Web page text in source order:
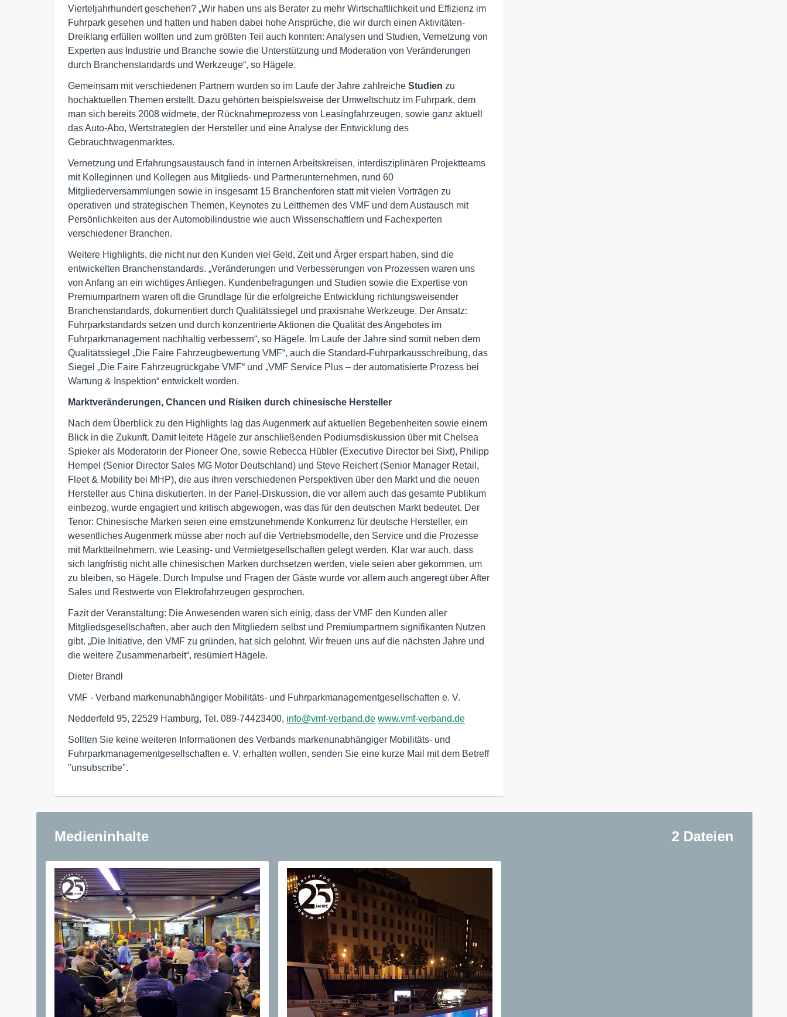
Vierteljahrhundert geschehen? „Wir haben uns als Berater zu mehr Wirtschaftlichkeit und Effizienz im
Fuhrpark gesehen und hatten und haben dabei hohe Ansprüche, die wir durch einen Aktivitäten-
Dreiklang erfüllen wollten und zum größten Teil auch konnten: Analysen und Studien, Vernetzung von
Experten aus Industrie und Branche sowie die Unterstützung und Moderation von Veränderungen
durch Branchenstandards und Werkzeuge“, so Hägele.
Gemeinsam mit verschiedenen Partnern wurden so im Laufe der Jahre zahlreiche Studien zu
hochaktuellen Themen erstellt. Dazu gehörten beispielsweise der Umweltschutz im Fuhrpark, dem
man sich bereits 2008 widmete, der Rücknahmeprozess von Leasingfahrzeugen, sowie ganz aktuell
das Auto-Abo, Wertstrategien der Hersteller und eine Analyse der Entwicklung des
Gebrauchtwagenmarktes.
Vernetzung und Erfahrungsaustausch fand in internen Arbeitskreisen, interdisziplinären Projektteams
mit Kolleginnen und Kollegen aus Mitglieds- und Partnerunternehmen, rund 60
Mitgliederversammlungen sowie in insgesamt 15 Branchenforen statt mit vielen Vorträgen zu
operativen und strategischen Themen, Keynotes zu Leitthemen des VMF und dem Austausch mit
Persönlichkeiten aus der Automobilindustrie wie auch Wissenschaftlern und Fachexperten
verschiedener Branchen.
Weitere Highlights, die nicht nur den Kunden viel Geld, Zeit und Ärger erspart haben, sind die
entwickelten Branchenstandards. „Veränderungen und Verbesserungen von Prozessen waren uns
von Anfang an ein wichtiges Anliegen. Kundenbefragungen und Studien sowie die Expertise von
Premiumpartnern waren oft die Grundlage für die erfolgreiche Entwicklung richtungsweisender
Branchenstandards, dokumentiert durch Qualitätssiegel und praxisnahe Werkzeuge. Der Ansatz:
Fuhrparkstandards setzen und durch konzentrierte Aktionen die Qualität des Angebotes im
Fuhrparkmanagement nachhaltig verbessern“, so Hägele. Im Laufe der Jahre sind somit neben dem
Qualitätssiegel „Die Faire Fahrzeugbewertung VMF“, auch die Standard-Fuhrparkausschreibung, das
Siegel „Die Faire Fahrzeugrückgabe VMF“ und „VMF Service Plus – der automatisierte Prozess bei
Wartung & Inspektion“ entwickelt worden.
Marktveränderungen, Chancen und Risiken durch chinesische Hersteller
Nach dem Überblick zu den Highlights lag das Augenmerk auf aktuellen Begebenheiten sowie einem
Blick in die Zukunft. Damit leitete Hägele zur anschließenden Podiumsdiskussion über mit Chelsea
Spieker als Moderatorin der Pioneer One, sowie Rebecca Hübler (Executive Director bei Sixt), Philipp
Hempel (Senior Director Sales MG Motor Deutschland) und Steve Reichert (Senior Manager Retail,
Fleet & Mobility bei MHP), die aus ihren verschiedenen Perspektiven über den Markt und die neuen
Hersteller aus China diskutierten. In der Panel-Diskussion, die vor allem auch das gesamte Publikum
einbezog, wurde engagiert und kritisch abgewogen, was das für den deutschen Markt bedeutet. Der
Tenor: Chinesische Marken seien eine ernstzunehmende Konkurrenz für deutsche Hersteller, ein
wesentliches Augenmerk müsse aber noch auf die Vertriebsmodelle, den Service und die Prozesse
mit Marktteilnehmern, wie Leasing- und Vermietgesellschaften gelegt werden. Klar war auch, dass
sich langfristig nicht alle chinesischen Marken durchsetzen werden, viele seien aber gekommen, um
zu bleiben, so Hägele. Durch Impulse und Fragen der Gäste wurde vor allem auch angeregt über After
Sales und Restwerte von Elektrofahrzeugen gesprochen.
Fazit der Veranstaltung: Die Anwesenden waren sich einig, dass der VMF den Kunden aller
Mitgliedsgesellschaften, aber auch den Mitgliedern selbst und Premiumpartnern signifikanten Nutzen
gibt. „Die Initiative, den VMF zu gründen, hat sich gelohnt. Wir freuen uns auf die nächsten Jahre und
die weitere Zusammenarbeit“, resümiert Hägele.
Dieter Brandl
VMF - Verband markenunabhängiger Mobilitäts- und Fuhrparkmanagementgesellschaften e. V.
Nedderfeld 95, 22529 Hamburg, Tel. 089-74423400, info@vmf-verband.de www.vmf-verband.de
Sollten Sie keine weiteren Informationen des Verbands markenunabhängiger Mobilitäts- und
Fuhrparkmanagementgesellschaften e. V. erhalten wollen, senden Sie eine kurze Mail mit dem Betreff
"unsubscribe".
Medieninhalte 2 Dateien